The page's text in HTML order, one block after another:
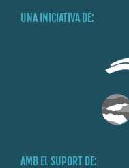
UNA INICIATIVA DE:
AMB EL SUPORT DE: